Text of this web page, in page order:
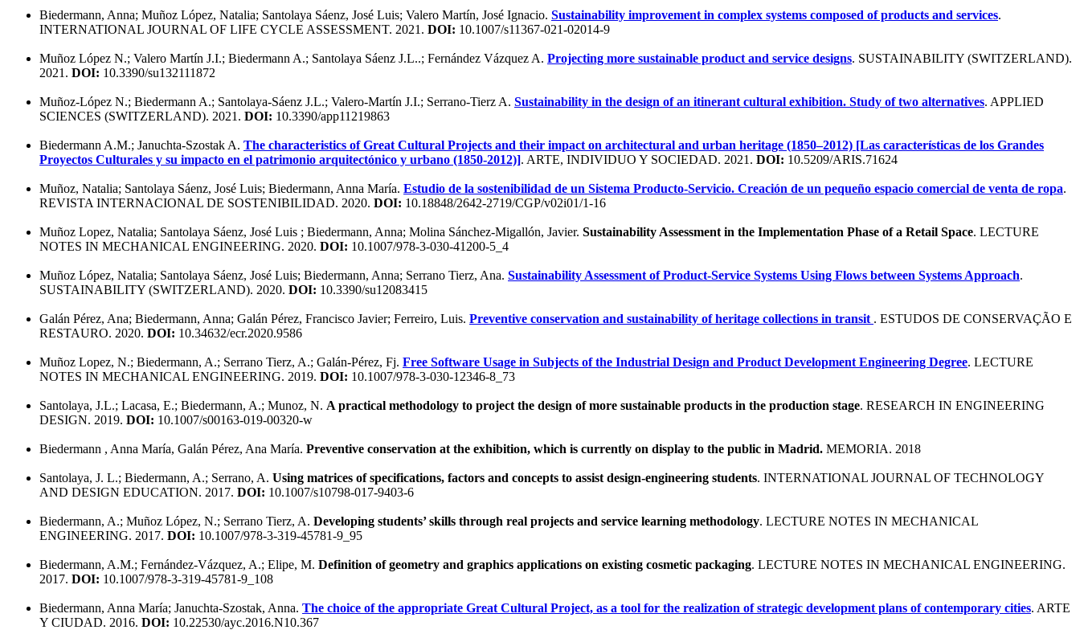
Biedermann, Anna; Muñoz López, Natalia; Santolaya Sáenz, José Luis; Valero Martín, José Ignacio. Sustainability improvement in complex systems composed of products and services.
INTERNATIONAL JOURNAL OF LIFE CYCLE ASSESSMENT. 2021. DOI: 10.1007/s11367-021-02014-9
Muñoz López N.; Valero Martín J.I.; Biedermann A.; Santolaya Sáenz J.L..; Fernández Vázquez A. Projecting more sustainable product and service designs. SUSTAINABILITY (SWITZERLAND).
2021. DOI: 10.3390/su132111872
Muñoz-López N.; Biedermann A.; Santolaya-Sáenz J.L.; Valero-Martín J.I.; Serrano-Tierz A. Sustainability in the design of an itinerant cultural exhibition. Study of two alternatives. APPLIED
SCIENCES (SWITZERLAND). 2021. DOI: 10.3390/app11219863
Biedermann A.M.; Januchta-Szostak A. The characteristics of Great Cultural Projects and their impact on architectural and urban heritage (1850–2012) [Las características de los Grandes
Proyectos Culturales y su impacto en el patrimonio arquitectónico y urbano (1850-2012)]. ARTE, INDIVIDUO Y SOCIEDAD. 2021. DOI: 10.5209/ARIS.71624
Muñoz, Natalia; Santolaya Sáenz, José Luis; Biedermann, Anna María. Estudio de la sostenibilidad de un Sistema Producto-Servicio. Creación de un pequeño espacio comercial de venta de ropa.
REVISTA INTERNACIONAL DE SOSTENIBILIDAD. 2020. DOI: 10.18848/2642-2719/CGP/v02i01/1-16
Muñoz Lopez, Natalia; Santolaya Sáenz, José Luis ; Biedermann, Anna; Molina Sánchez-Migallón, Javier. Sustainability Assessment in the Implementation Phase of a Retail Space. LECTURE
NOTES IN MECHANICAL ENGINEERING. 2020. DOI: 10.1007/978-3-030-41200-5_4
Muñoz López, Natalia; Santolaya Sáenz, José Luis; Biedermann, Anna; Serrano Tierz, Ana. Sustainability Assessment of Product-Service Systems Using Flows between Systems Approach.
SUSTAINABILITY (SWITZERLAND). 2020. DOI: 10.3390/su12083415
Galán Pérez, Ana; Biedermann, Anna; Galán Pérez, Francisco Javier; Ferreiro, Luis. Preventive conservation and sustainability of heritage collections in transit . ESTUDOS DE CONSERVAÇÃO E
RESTAURO. 2020. DOI: 10.34632/ecr.2020.9586
Muñoz Lopez, N.; Biedermann, A.; Serrano Tierz, A.; Galán-Pérez, Fj. Free Software Usage in Subjects of the Industrial Design and Product Development Engineering Degree. LECTURE
NOTES IN MECHANICAL ENGINEERING. 2019. DOI: 10.1007/978-3-030-12346-8_73
Santolaya, J.L.; Lacasa, E.; Biedermann, A.; Munoz, N. A practical methodology to project the design of more sustainable products in the production stage. RESEARCH IN ENGINEERING
DESIGN. 2019. DOI: 10.1007/s00163-019-00320-w
Biedermann , Anna María, Galán Pérez, Ana María. Preventive conservation at the exhibition, which is currently on display to the public in Madrid. MEMORIA. 2018
Santolaya, J. L.; Biedermann, A.; Serrano, A. Using matrices of specifications, factors and concepts to assist design-engineering students. INTERNATIONAL JOURNAL OF TECHNOLOGY
AND DESIGN EDUCATION. 2017. DOI: 10.1007/s10798-017-9403-6
Biedermann, A.; Muñoz López, N.; Serrano Tierz, A. Developing students’ skills through real projects and service learning methodology. LECTURE NOTES IN MECHANICAL
ENGINEERING. 2017. DOI: 10.1007/978-3-319-45781-9_95
Biedermann, A.M.; Fernández-Vázquez, A.; Elipe, M. Definition of geometry and graphics applications on existing cosmetic packaging. LECTURE NOTES IN MECHANICAL ENGINEERING.
2017. DOI: 10.1007/978-3-319-45781-9_108
Biedermann, Anna María; Januchta-Szostak, Anna. The choice of the appropriate Great Cultural Project, as a tool for the realization of strategic development plans of contemporary cities. ARTE
Y CIUDAD. 2016. DOI: 10.22530/ayc.2016.N10.367